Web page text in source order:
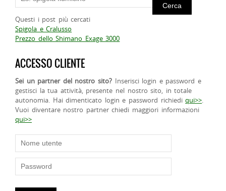
Questi i post più cercati
Spigola e Cralusso
Prezzo dello Shimano Exage 3000
ACCESSO CLIENTE
Sei un partner del nostro sito? Inserisci login e password e
gestisci la tua attività, presente nel nostro sito, in totale
autonomia. Hai dimenticato login e password richiediqui>>.
Vuoi diventare nostro partner chiedi maggiori informazioni
qui>>